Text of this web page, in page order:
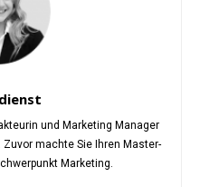
und Marketing Manager
machte Sie Ihren Master-
Marketing.